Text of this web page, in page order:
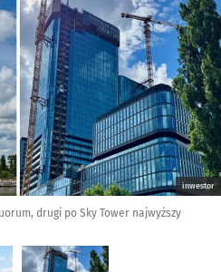
inwestor
drugi po Sky Tower najwyższy